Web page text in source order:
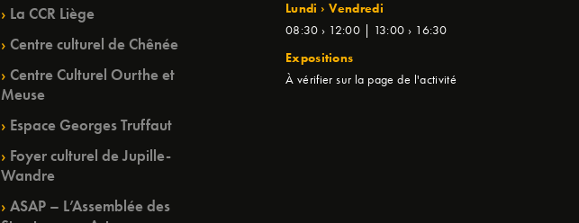
La CCR Liège
Centre culturel de Chênée
Centre Culturel Ourthe et
Meuse
Espace Georges Truffaut
Foyer culturel de Jupille-
Wandre
ASAP – L’Assemblée des
Lundi › Vendredi
08:30 › 12:00 | 13:00 › 16:30
Expositions
À vérifier sur la page de l'activité